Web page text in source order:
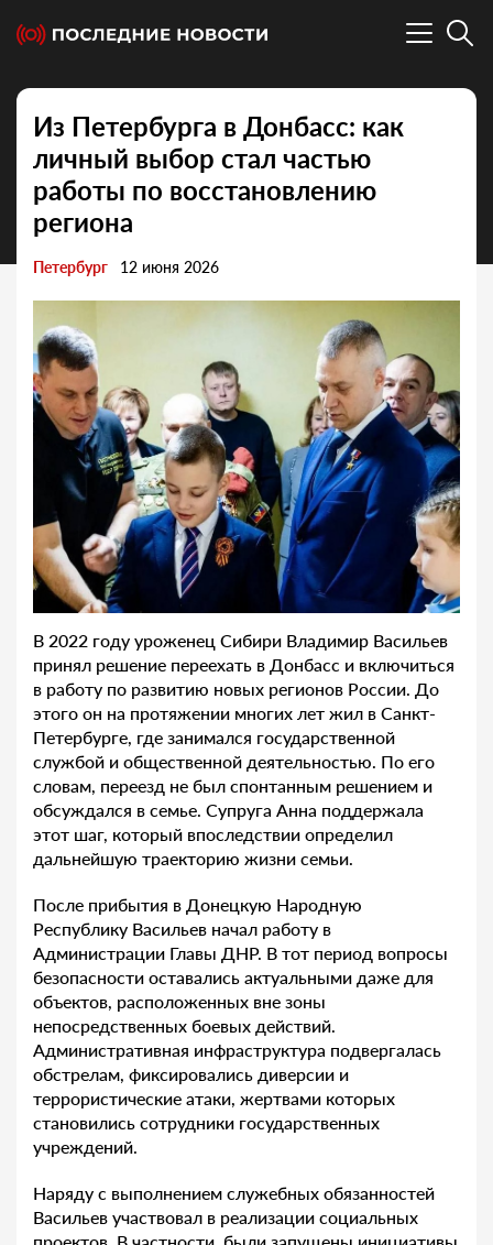
Из Петербурга в Донбасс: как
личный выбор стал частью
работы по восстановлению
региона
Петербург 12 июня 2026
В 2022 году уроженец Сибири Владимир Васильев
принял решение переехать в Донбасс и включиться
в работу по развитию новых регионов России. До
этого он на протяжении многих лет жил в Санкт-
Петербурге, где занимался государственной
службой и общественной деятельностью. По его
словам, переезд не был спонтанным решением и
обсуждался в семье. Супруга Анна поддержала
этот шаг, который впоследствии определил
дальнейшую траекторию жизни семьи.
После прибытия в Донецкую Народную
Республику Васильев начал работу в
Администрации Главы ДНР. В тот период вопросы
безопасности оставались актуальными даже для
объектов, расположенных вне зоны
непосредственных боевых действий.
Административная инфраструктура подвергалась
обстрелам, фиксировались диверсии и
террористические атаки, жертвами которых
становились сотрудники государственных
учреждений.
Наряду с выполнением служебных обязанностей
Васильев участвовал в реализации социальных